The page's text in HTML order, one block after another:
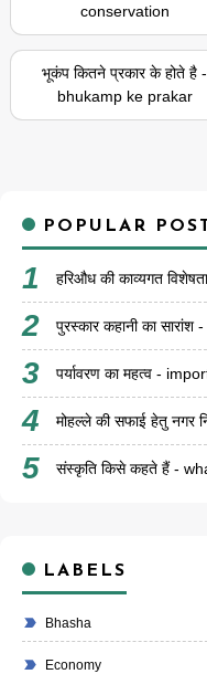
conservation
भूकंप कितने प्रकार के होते है -
bhukamp ke prakar
POPULAR
हरिऔध की काव्यगत
पुरस्कार कहानी का
पर्यावरण का महत्व -
मोहल्ले की सफाई हेतु नगर
संस्कृति किसे कहते हैं -
LABELS
Bhasha
Economy